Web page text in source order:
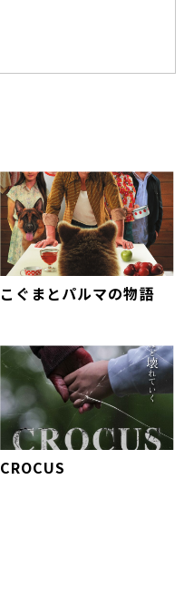
こぐまとパルマの物語
CROCUS